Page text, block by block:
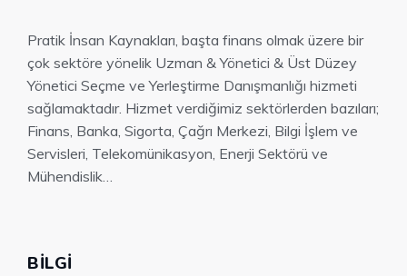
Pratik İnsan Kaynakları, başta finans olmak üzere bir
çok sektöre yönelik Uzman & Yönetici & Üst Düzey
Yönetici Seçme ve Yerleştirme Danışmanlığı hizmeti
sağlamaktadır. Hizmet verdiğimiz sektörlerden bazıları;
Finans, Banka, Sigorta, Çağrı Merkezi, Bilgi İşlem ve
Servisleri, Telekomünikasyon, Enerji Sektörü ve
Mühendislik…
BILGI